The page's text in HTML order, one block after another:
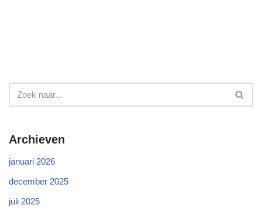
Archieven
januari 2026
december 2025
juli 2025